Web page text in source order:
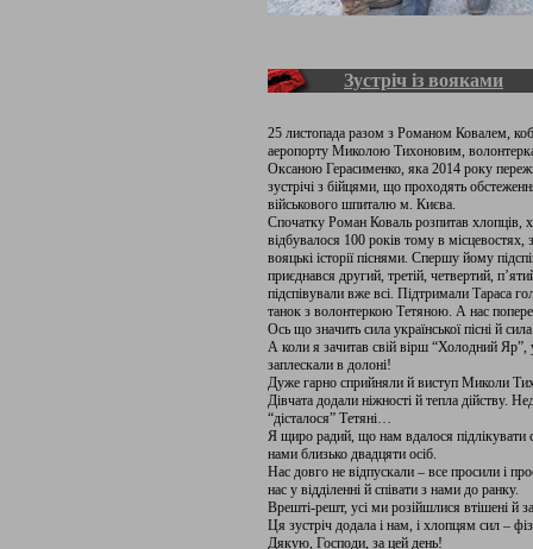
Зустріч із вояками
25 листопада разом з Романом Ковалем,
аеропорту Миколою Тихоновим,
Оксаною Герасименко, яка 2014 року
зустрічі з бійцями, що проходять
військового шпиталю м. Києва.
Спочатку Роман Коваль розпитав хлопців,
відбувалося 100 років тому в
вояцькі історії піснями. Спершу йому
приєднався другий, третій, четвертий,
підспівували вже всі. Підтримали Тараса
танок з волонтеркою Тетяною. А нас
Ось що значить сила української пісні й
А коли я зачитав свій вірш “Холодний Яр”,
заплескали в долоні!
Дуже гарно сприйняли й виступ Миколи
Дівчата додали ніжності й тепла дійству.
“дісталося” Тетяні…
Я щиро радий, що нам вдалося підлікувати
нами близько двадцяти осіб.
Нас довго не відпускали – все просили і
нас у відділенні й співати з нами до ранку.
Врешті-решт, усі ми розійшлися втішені й
Ця зустріч додала і нам, і хлопцям сил –
Дякую, Господи, за цей день!